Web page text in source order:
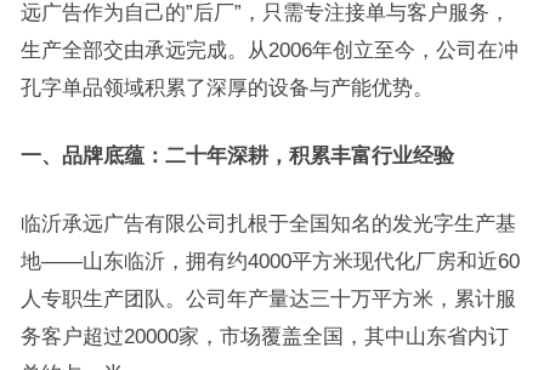
远广告作为自己的”后厂”，只需专注接单与客户服务，
生产全部交由承远完成。从2006年创立至今，公司在冲
孔字单品领域积累了深厚的设备与产能优势。
一、品牌底蕴：二十年深耕，积累丰富行业经验
临沂承远广告有限公司扎根于全国知名的发光字生产基
地——山东临沂，拥有约4000平方米现代化厂房和近60
人专职生产团队。公司年产量达三十万平方米，累计服
务客户超过20000家，市场覆盖全国，其中山东省内订